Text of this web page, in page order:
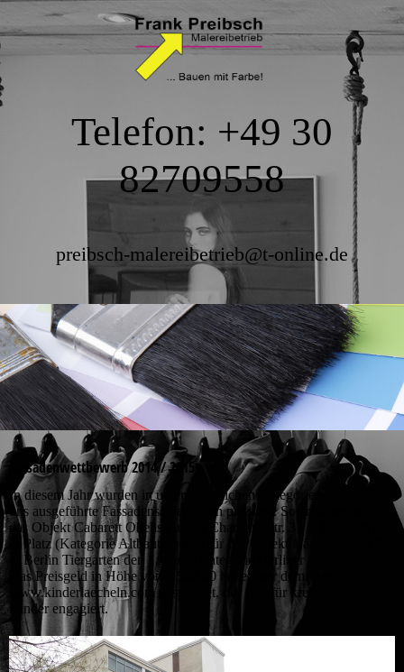
Telefon: +49 30
82709558
preibsch-malereibetrieb@t-online.de
Fassadenwettbewerb 2014 / 2015
In diesem Jahr wurden in unterschiedlichen Kategorien zwei von
uns ausgeführte Fassadensanierungen prämiert: So erhielten wir für
das Objekt Cabarett Obelisk in der Charlottenstr. 31 in Potsdam den
2. Platz (Kategorie Altbauten) und für das Objekt Händelallee 3-9
in Berlin Tiergarten den 1. Platz (Kategorie Berliner Mietshäuser).
Das Preisgeld in Höhe von € 500,00 haben wir dem Verein
www.kinderlaecheln.com gespendet, der sich für krebskranke
Kinder engagiert.